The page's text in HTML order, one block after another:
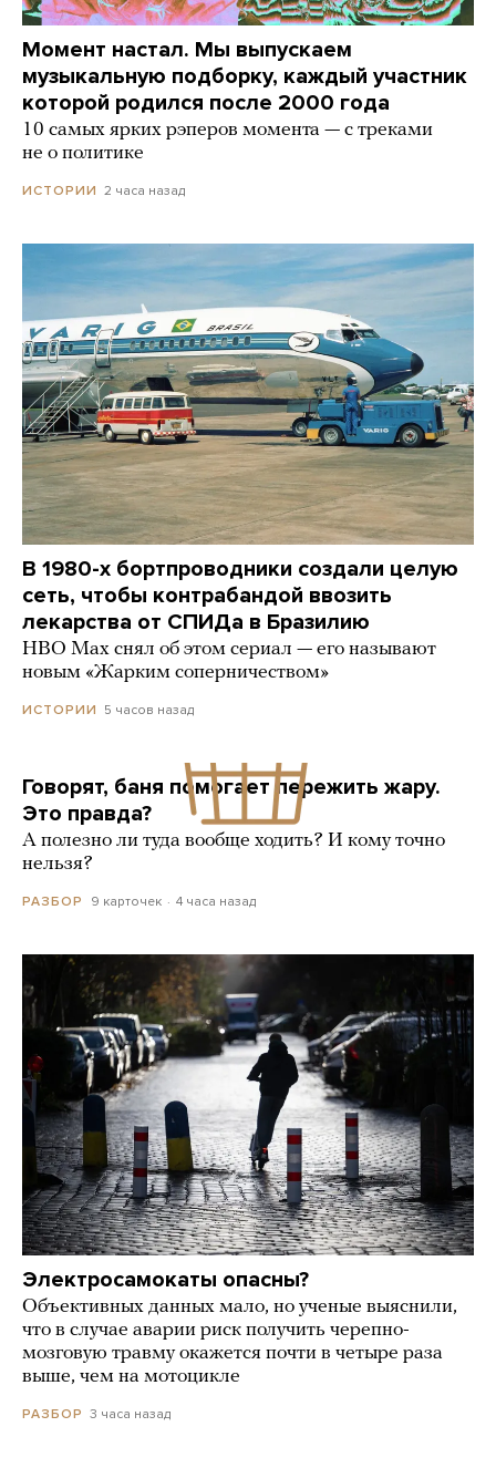
Момент настал. Мы выпускаем
музыкальную подборку, каждый участник
которой родился после 2000 года
10 самых ярких рэперов момента — с треками
не о политике
ИСТОРИИ 2 часа назад
В 1980-х бортпроводники создали целую
сеть, чтобы контрабандой ввозить
лекарства от СПИДа в Бразилию
HBO Max снял об этом сериал — его называют
новым «Жарким соперничеством»
ИСТОРИИ 5 часов назад
Говорят, баня помогает пережить жару.
Это правда?
А полезно ли туда вообще ходить? И кому точно
нельзя?
РАЗБОР 9 карточек 4 часа назад
Электросамокаты опасны?
Объективных данных мало, но ученые выяснили,
что в случае аварии риск получить черепно-
мозговую травму окажется почти в четыре раза
выше, чем на мотоцикле
РАЗБОР 3 часа назад